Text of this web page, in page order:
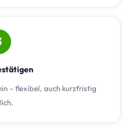
– flexibel, auch kurzfristig